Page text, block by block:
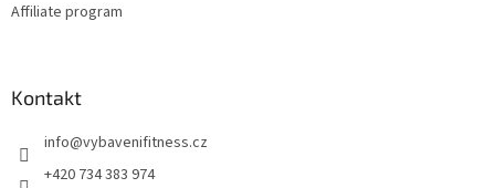
Affiliate program
Kontakt
info@vybavenifitness.cz
+420 734 383 974